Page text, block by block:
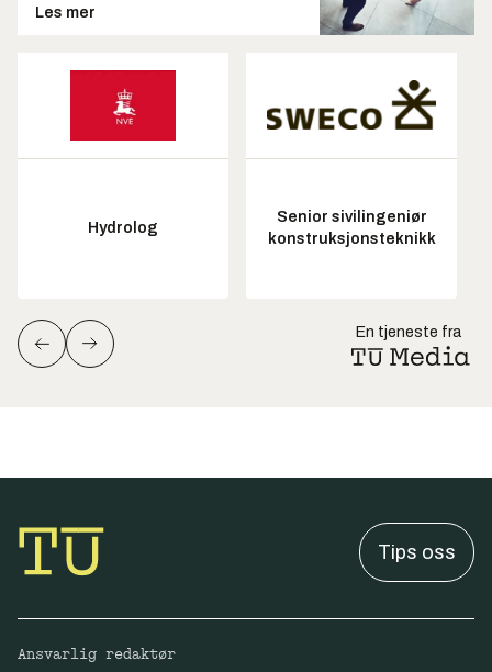
Les mer
Hydrolog
Senior sivilingeniør
konstruksjonsteknikk
En tjeneste fra
Tips oss
Ansvarlig redaktør